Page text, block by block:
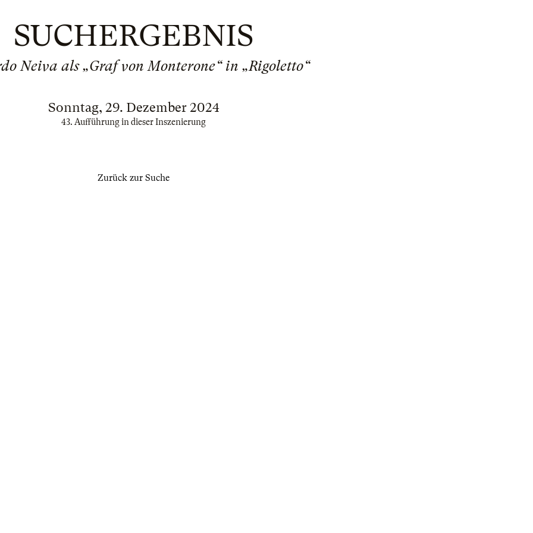
SUCHERGEBNIS
Neiva als „Graf von Monterone“ in „Rigoletto“
Sonntag, 29. Dezember 2024
43. Aufführung in dieser Inszenierung
Zurück zur Suche